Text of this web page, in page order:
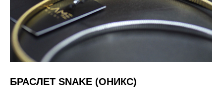
БРАСЛЕТ SNAKE (ОНИКС)